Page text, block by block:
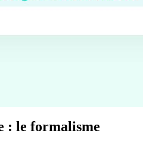
: le formalisme